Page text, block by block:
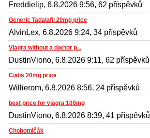
Freddielip, 6.8.2026 9:56, 62 příspěvků
Generic Tadalafil 20mg price
AlvinLex, 6.8.2026 9:24, 34 příspěvků
Viagra without a doctor p...
DustinViono, 6.8.2026 9:11, 62 příspěvků
Cialis 20mg price
Willierom, 6.8.2026 8:56, 24 příspěvků
best price for viagra 100mg
DustinViono, 6.8.2026 8:39, 41 příspěvků
Chobotničák